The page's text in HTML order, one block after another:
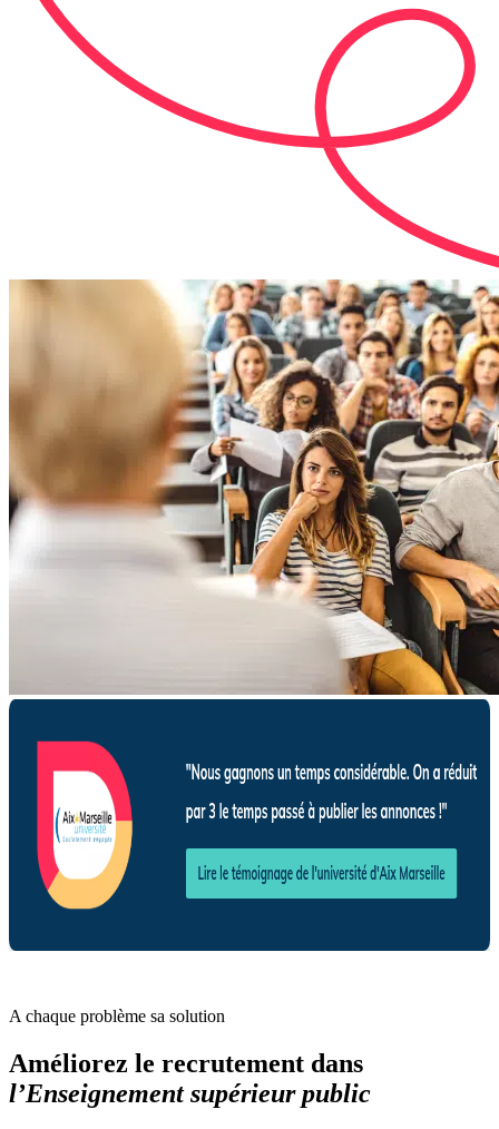
A chaque problème sa solution
Améliorez le recrutement dans
l’Enseignement supérieur public